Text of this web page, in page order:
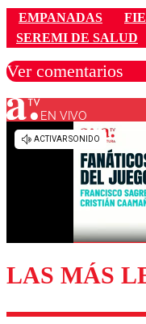
EMPANADAS
SEREMI DE SALUD
Ver comentarios
Los comentarios
EN VIVO
LAS MÁS